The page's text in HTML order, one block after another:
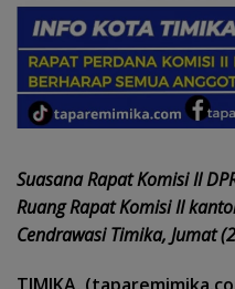
Suasana Rapat Komisi II
Ruang Rapat Komisi II
Cendrawasi Timika, Jumat
TIMIKA,